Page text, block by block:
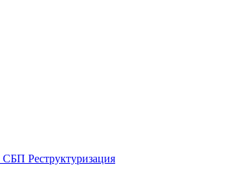
СБП Реструктуризация